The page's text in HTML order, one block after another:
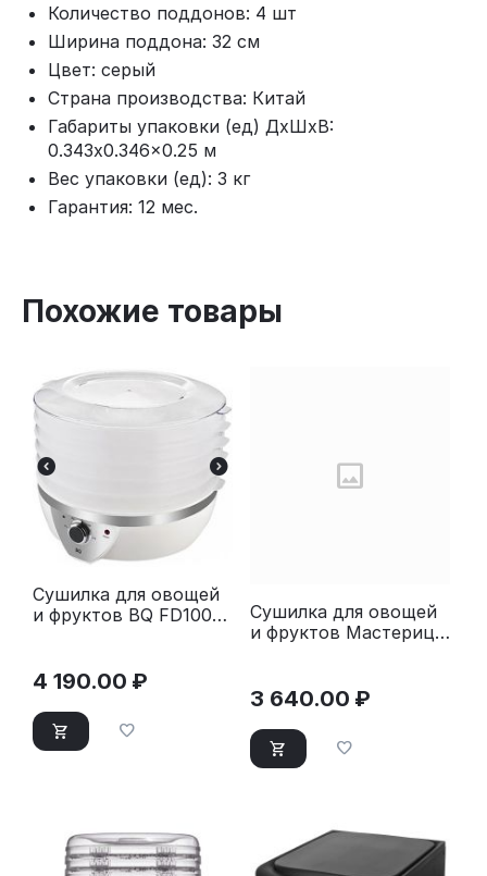
Количество поддонов: 4 шт
Ширина поддона: 32 см
Цвет: серый
Страна производства: Китай
Габариты упаковки (ед) ДхШхВ:
0.343x0.346x0.25 м
Вес упаковки (ед): 3 кг
Гарантия: 12 мес.
Похожие товары
Сушилка для овощей
и фруктов BQ FD1002
4 190.00 ₽
Сушилка для овощей
и фруктов Мастерица
поддонами
3 640.00 ₽